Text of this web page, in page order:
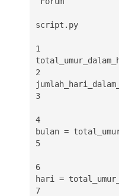
script.py
1
2
3
4
bulan =
5
6
hari =
7